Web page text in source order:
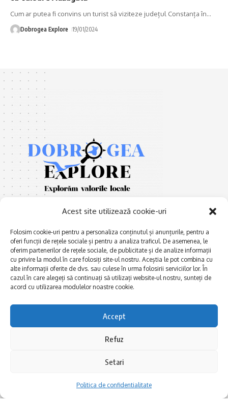
Acest site utilizează cookie-uri
Folosim cookie-uri pentru a personaliza conținutul și anunțurile, pentru a
oferi funcții de rețele sociale și pentru a analiza traficul. De asemenea, le
oferim partenerilor de rețele sociale, de publicitate și de analize informații
cu privire la modul în care folosiți site-ul nostru. Aceștia le pot combina cu
alte informații oferite de dvs. sau culese în urma folosirii serviciilor lor. În
cazul în care alegeți să continuați să utilizați website-ul nostru, sunteți de
acord cu utilizarea modulelor noastre cookie.
Accept
Refuz
Setari
Politica de confidentialitate
Cum ar putea fi convins un turist să viziteze județul Constanța în…
Dobrogea Explore 19/01/2024
E xplorăm Dobrogea,
Explorăm valorile locale:
Deltă, Litoral, cele mai mari
biserici și mănăstiri, cele mai
FRUMOASE POVEȘTI.
Afaceri și meșteșuguri
Actualitate